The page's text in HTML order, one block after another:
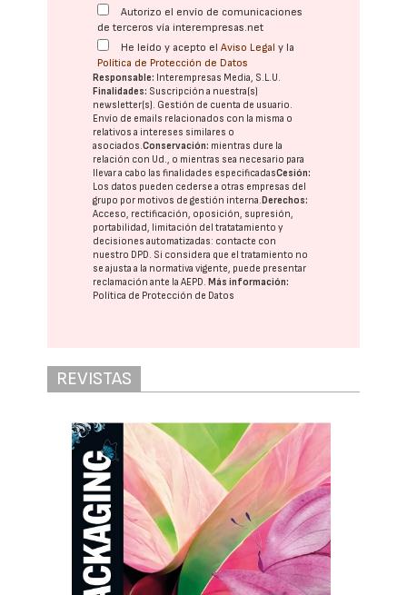
Autorizo el envío de comunicaciones
de terceros vía interempresas.net
He leído y acepto elAviso Legal y la
Política de Protección de Datos
Responsable: Interempresas Media, S.L.U.
Finalidades: Suscripción a nuestra(s)
newsletter(s). Gestión de cuenta de usuario.
Envío de emails relacionados con la misma o
relativos a intereses similares o
asociados.Conservación: mientras dure la
relación con Ud., o mientras sea necesario para
llevar a cabo las finalidades especificadasCesión:
Los datos pueden cederse a otras empresas del
grupo por motivos de gestión interna.Derechos:
Acceso, rectificación, oposición, supresión,
portabilidad, limitación del tratatamiento y
decisiones automatizadas: contacte con
nuestro DPD. Si considera que el tratamiento no
se ajusta a la normativa vigente, puede presentar
reclamación ante laAEPD.Más información:
Política de Protección de Datos
REVISTAS